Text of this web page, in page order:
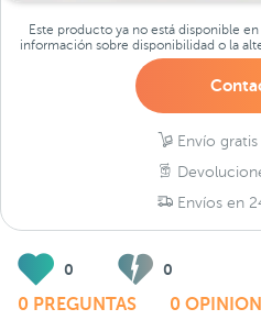
Este producto ya no está disponible
información sobre disponibilidad o la
Envío
Envíos en
0 0
0 PREGUNTAS 0